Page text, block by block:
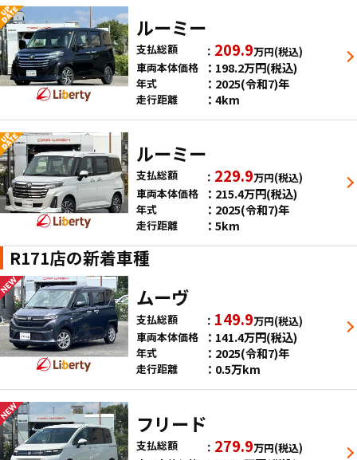
ルーミー
支払総額 209.9万円(税込)
車両本体価格
198.2万円(税込)
年式 2025(令和7)年
走行距離 4km
ルーミー
支払総額 229.9万円(税込)
車両本体価格
215.4万円(税込)
年式 2025(令和7)年
走行距離 5km
R171店の新着車種
ムーヴ
支払総額 149.9万円(税込)
車両本体価格
141.4万円(税込)
年式 2025(令和7)年
走行距離 0.5万km
フリード
支払総額 279.9万円(税込)